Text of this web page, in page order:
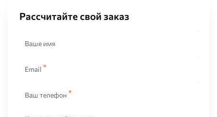
Рассчитайте свой заказ
Ваше имя
Email
Ваш телефон